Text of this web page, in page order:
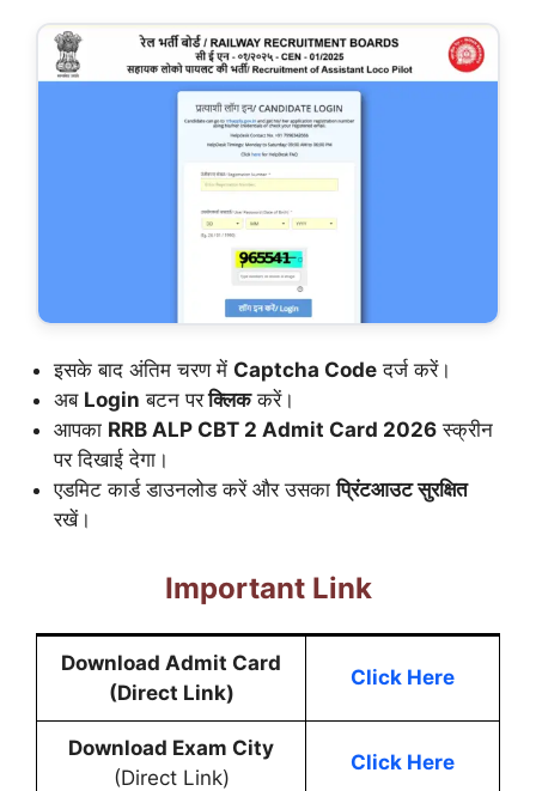
इसके बाद अंतिम चरण में Captcha Code दर्ज करें।
अब Login बटन परक्लिककरें।
आपका RRB ALP CBT 2 Admit Card 2026 स्क्रीन
पर दिखाई देगा।
एडमिट कार्ड डाउनलोड करें और उसकाप्रिंटआउट सुरक्षित
रखें।
Important Link
Download Admit Card
(Direct Link)
Click Here
Download Exam City
(Direct Link)
Click Here